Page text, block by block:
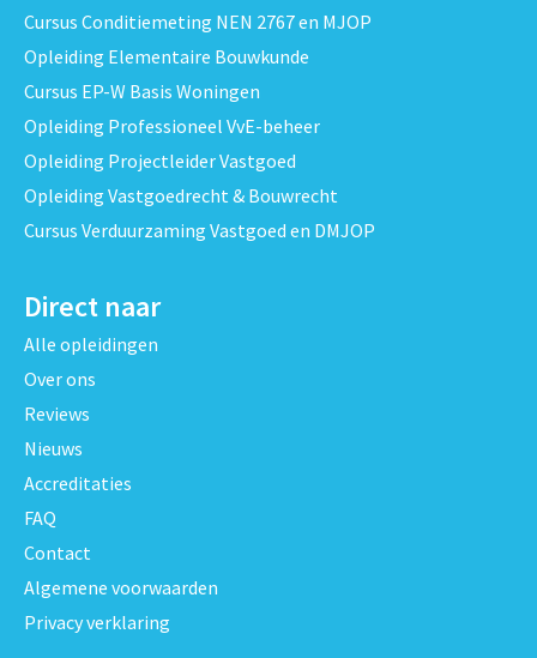
Cursus Conditiemeting NEN 2767 en MJOP
Opleiding Elementaire Bouwkunde
Cursus EP-W Basis Woningen
Opleiding Professioneel VvE-beheer
Opleiding Projectleider Vastgoed
Opleiding Vastgoedrecht & Bouwrecht
Cursus Verduurzaming Vastgoed en DMJOP
Direct naar
Alle opleidingen
Over ons
Reviews
Nieuws
Accreditaties
FAQ
Contact
Algemene voorwaarden
Privacy verklaring